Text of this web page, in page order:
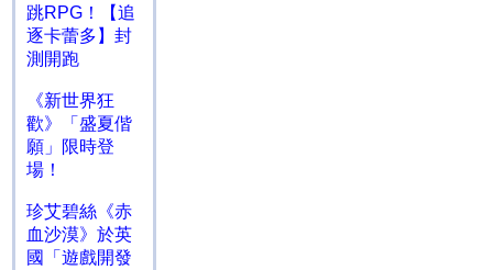
跳RPG！【追
逐卡蕾多】封
測開跑
《新世界狂
歡》「盛夏偕
願」限時登
場！
珍艾碧絲《赤
血沙漠》於英
國「遊戲開發